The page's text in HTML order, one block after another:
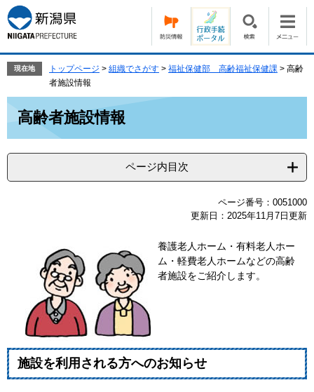
ー
ジ
の
で
す。
ニ
ュ
ー
ば
本
文
現在地 トップページ > 組織でさがす > 福祉保健部 高齢福祉保健課 > 高齢
者施設情報
高齢者施設情報
ページ内目次
ページ番号：0051000
更新日：2025年11月7日更新
養護老人ホーム・有料老人ホー
ム・軽費老人ホームなどの高齢
者施設をご紹介します。
施設を利用される方へのお知らせ